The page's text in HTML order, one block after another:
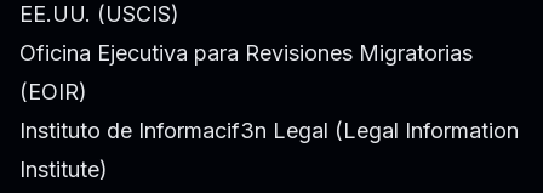
EE.UU. (USCIS)
Oficina Ejecutiva para Revisiones Migratorias
(EOIR)
Instituto de Informacif3n Legal (Legal Information
Institute)